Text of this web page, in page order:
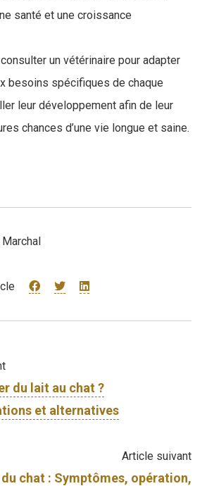
santé et une croissance
un vétérinaire pour adapter
besoins spécifiques de chaque
leur développement afin de leur
chances d’une vie longue et saine.
du lait au chat ?
et alternatives
Article suivant
chat : Symptômes, opération,